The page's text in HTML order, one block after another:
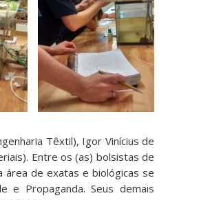
Têxtil), Igor Vinícius de
Entre os (as) bolsistas de
área de exatas e biológicas se
e Propaganda. Seus demais